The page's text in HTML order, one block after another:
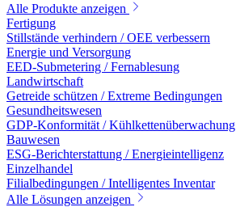
Alle Produkte anzeigen
Fertigung
Stillstände verhindern / OEE verbessern
Energie und Versorgung
EED-Submetering / Fernablesung
Landwirtschaft
Getreide schützen / Extreme Bedingungen
Gesundheitswesen
GDP-Konformität / Kühlkettenüberwachung
Bauwesen
ESG-Berichterstattung / Energieintelligenz
Einzelhandel
Filialbedingungen / Intelligentes Inventar
Alle Lösungen anzeigen